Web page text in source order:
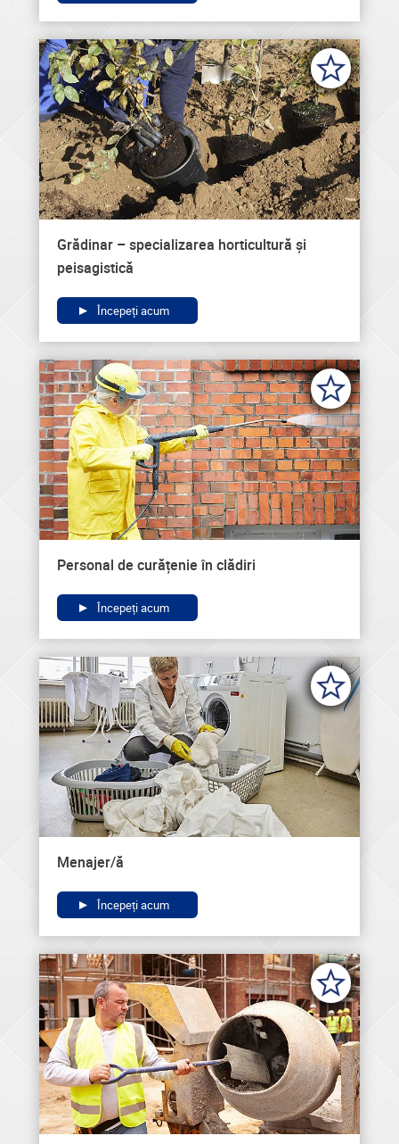
Grădinar – specializarea horticultură și
peisagistică
Începeți acum
Personal de curățenie în clădiri
Începeți acum
Menajer/ă
Începeți acum